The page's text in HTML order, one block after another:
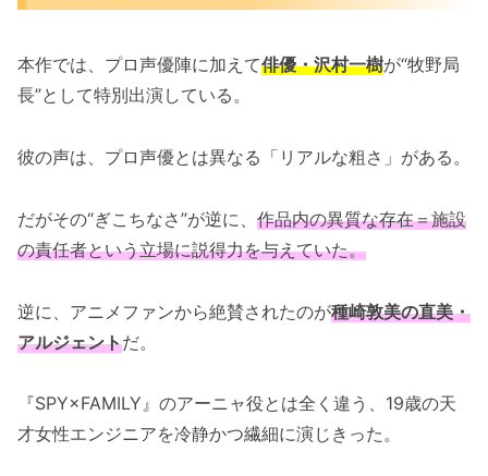
本作では、プロ声優陣に加えて俳優・沢村一樹が“牧野局
長”として特別出演している。
彼の声は、プロ声優とは異なる「リアルな粗さ」がある。
だがその“ぎこちなさ”が逆に、 作品内の異質な存在＝施設
の責任者という立場に説得力を与えていた。
逆に、アニメファンから絶賛されたのが種崎敦美の直美・
アルジェントだ。
『SPY×FAMILY』のアーニャ役とは全く違う、19歳の天
才女性エンジニアを冷静かつ繊細に演じきった。